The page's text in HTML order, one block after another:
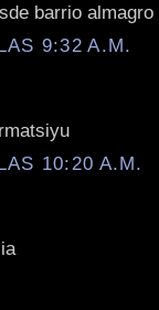
barrio
9:32 A.M.
10:20 A.M.